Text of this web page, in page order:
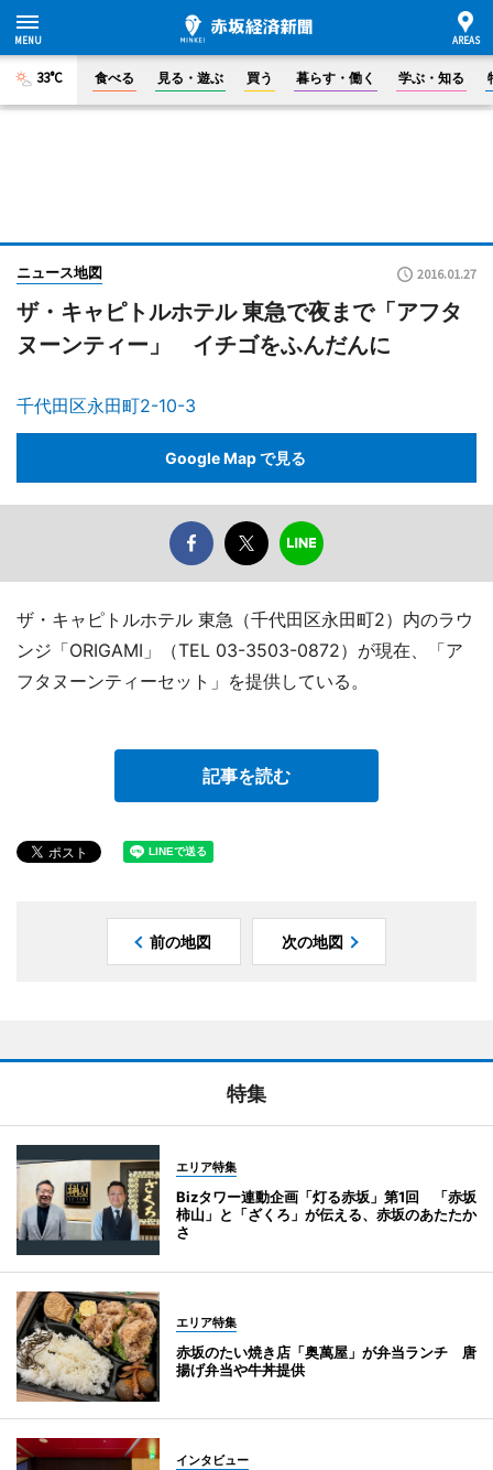
33°C 食べる 見る・遊ぶ 買う 暮らす・働く 学ぶ・知る
ニュース地図 2016.01.27
ザ・キャピトルホテル 東急で夜まで「アフタ
ヌーンティー」 イチゴをふんだんに
千代田区永田町2-10-3
Google Map で見る
ザ・キャピトルホテル 東急（千代田区永田町2）内のラウ
ンジ「ORIGAMI」（TEL 03-3503-0872）が現在、「ア
フタヌーンティーセット」を提供している。
記事を読む
前の地図 次の地図
特集
エリア特集
Bizタワー連動企画「灯る赤坂」第1回 「赤坂
柿山」と「ざくろ」が伝える、赤坂のあたたか
さ
エリア特集
赤坂のたい焼き店「奥萬屋」が弁当ランチ 唐
揚げ弁当や牛丼提供
インタビュー